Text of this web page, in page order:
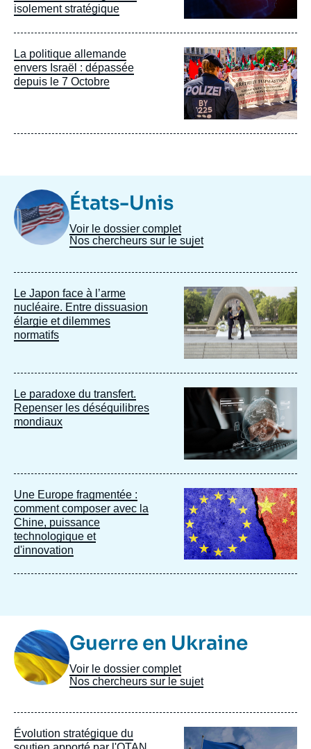
isolement stratégique
La politique allemande
envers Israël : dépassée
depuis le 7 Octobre
Image
principale
Image
Taxonomie États-Unis
Voir le dossier complet
Nos chercheurs sur le sujet
Le Japon face à l’arme
nucléaire. Entre dissuasion
élargie et dilemmes
normatifs
Image
principale
Le paradoxe du transfert.
Repenser les déséquilibres
mondiaux
Image
principale
Une Europe fragmentée :
comment composer avec la
Chine, puissance
technologique et
d'innovation
Image
principale
Image
TaxonomieGuerre en Ukraine
Voir le dossier complet
Nos chercheurs sur le sujet
Évolution stratégique du
Image
principale